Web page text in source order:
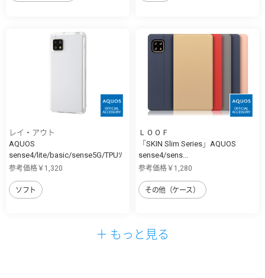
レイ・アウト
AQUOS
sense4/lite/basic/sense5G/TPUｿ
ﾌ...
参考価格￥1,320
ソフト
ＬＯＯＦ
「SKIN Slim Series」AQUOS
sense4/sens...
参考価格￥1,280
その他（ケース）
＋ もっと見る